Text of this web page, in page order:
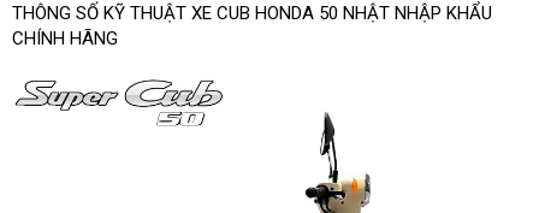
THÔNG SỐ KỸ THUẬT XE CUB HONDA 50 NHẬT NHẬP KHẨU
CHÍNH HÃNG